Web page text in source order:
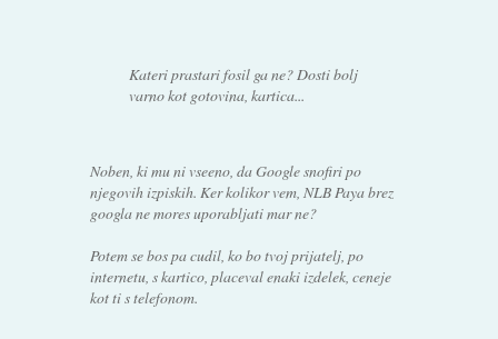
Kateri prastari fosil ga ne? Dosti bolj
varno kot gotovina, kartica...
Noben, ki mu ni vseeno, da Google snofiri po
njegovih izpiskih. Ker kolikor vem, NLB Paya brez
googla ne mores uporabljati mar ne?
Potem se bos pa cudil, ko bo tvoj prijatelj, po
internetu, s kartico, placeval enaki izdelek, ceneje
kot ti s telefonom.